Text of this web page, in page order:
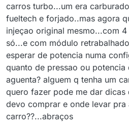
carros turbo...um era
fueltech e forjado..mas agora
injeçao original mesmo...com
só...e com módulo
esperar de potencia numa
quanto de pressao ou
aguenta? alguem q tenha um
quero fazer pode me dar
devo comprar e onde levar pra
carro??...abraços